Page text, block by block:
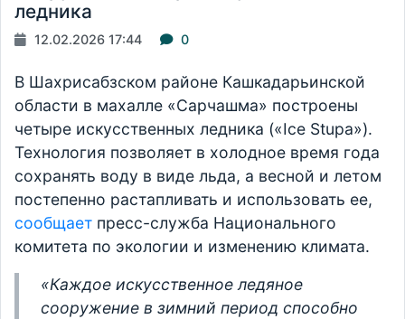
ледника
12.02.2026 17:44 0
В Шахрисабзском районе Кашкадарьинской
области в махалле «Сарчашма» построены
четыре искусственных ледника («Ice Stupa»).
Технология позволяет в холодное время года
сохранять воду в виде льда, а весной и летом
постепенно растапливать и использовать ее,
сообщает пресс-служба Национального
комитета по экологии и изменению климата.
«Каждое искусственное ледяное
сооружение в зимний период способно